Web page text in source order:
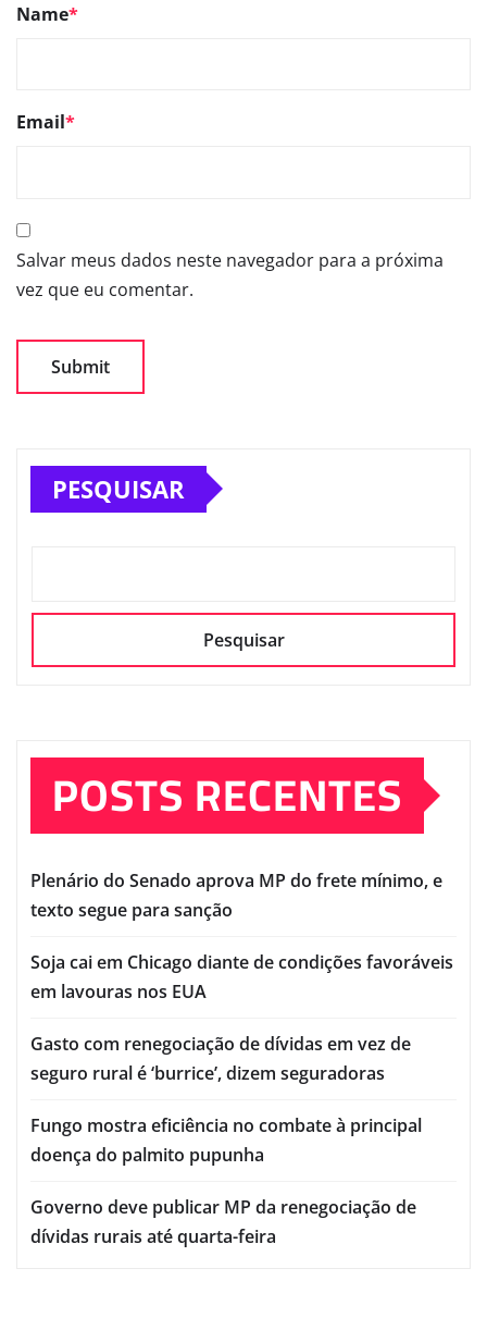
Name*
Email*
Salvar meus dados neste navegador para a próxima
vez que eu comentar.
PESQUISAR
Pesquisar
POSTS RECENTES
Plenário do Senado aprova MP do frete mínimo, e
texto segue para sanção
Soja cai em Chicago diante de condições favoráveis
em lavouras nos EUA
Gasto com renegociação de dívidas em vez de
seguro rural é ‘burrice’, dizem seguradoras
Fungo mostra eficiência no combate à principal
doença do palmito pupunha
Governo deve publicar MP da renegociação de
dívidas rurais até quarta-feira